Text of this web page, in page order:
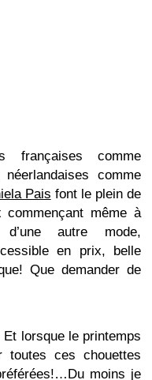
françaises comme
comme
Pais font le plein de
commençant même à
autre mode,
en prix, belle
Que demander de
Et lorsque le printemps
toutes ces chouettes
moins je